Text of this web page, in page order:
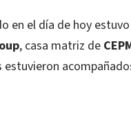
en el día de hoy
, casa matriz de
estuvieron